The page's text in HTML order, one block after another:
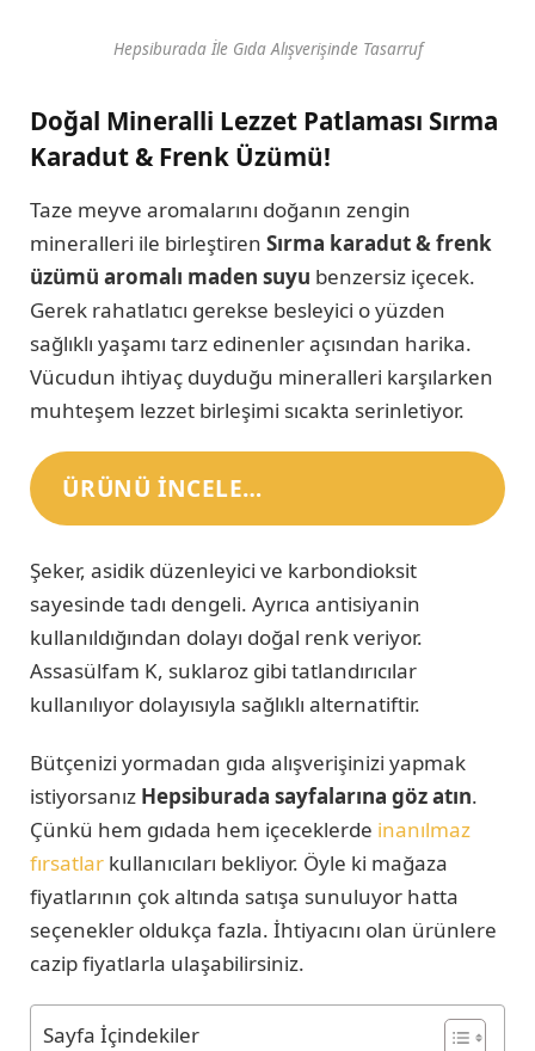
Hepsiburada İle Gıda Alışverişinde Tasarruf
Doğal Mineralli Lezzet Patlaması Sırma
Karadut & Frenk Üzümü!
Taze meyve aromalarını doğanın zengin
mineralleri ile birleştiren Sırma karadut & frenk
üzümü aromalı maden suyu benzersiz içecek.
Gerek rahatlatıcı gerekse besleyici o yüzden
sağlıklı yaşamı tarz edinenler açısından harika.
Vücudun ihtiyaç duyduğu mineralleri karşılarken
muhteşem lezzet birleşimi sıcakta serinletiyor.
ÜRÜNÜ INCELE…
Şeker, asidik düzenleyici ve karbondioksit
sayesinde tadı dengeli. Ayrıca antisiyanin
kullanıldığından dolayı doğal renk veriyor.
Assasülfam K, suklaroz gibi tatlandırıcılar
kullanılıyor dolayısıyla sağlıklı alternatiftir.
Bütçenizi yormadan gıda alışverişinizi yapmak
istiyorsanız Hepsiburada sayfalarına göz atın.
Çünkü hem gıdada hem içeceklerde inanılmaz
fırsatlar kullanıcıları bekliyor. Öyle ki mağaza
fiyatlarının çok altında satışa sunuluyor hatta
seçenekler oldukça fazla. İhtiyacını olan ürünlere
cazip fiyatlarla ulaşabilirsiniz.
Sayfa İçindekiler